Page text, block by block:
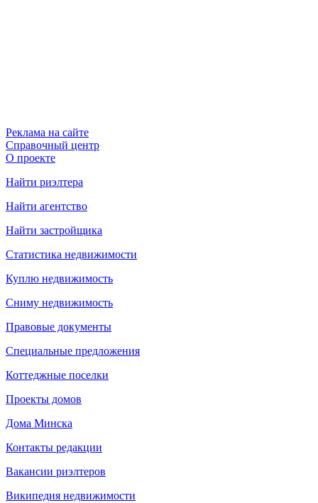
Реклама на сайте
Справочный центр
О проекте
Найти риэлтера
Найти агентство
Найти застройщика
Статистика недвижимости
Куплю недвижимость
Сниму недвижимость
Правовые документы
Специальные предложения
Коттеджные поселки
Проекты домов
Дома Минска
Контакты редакции
Вакансии риэлтеров
Википедия недвижимости